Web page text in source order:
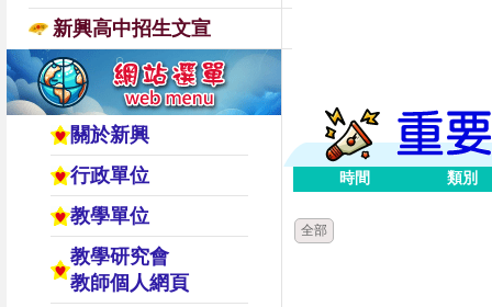
新興高中招生文宣
關於新興
行政單位
教學單位
教學研究會
教師個人網頁
時間 類別
全部